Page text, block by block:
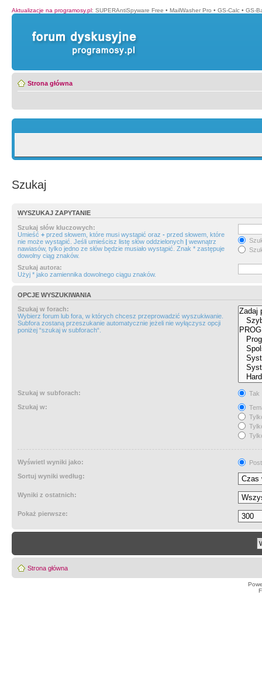
Aktualizacje na programosy.pl: SUPERAntiSpyware Free • MailWasher Pro • GS-Calc • GS-
Strona główna
Szukaj
WYSZUKAJ ZAPYTANIE
Szukaj słów kluczowych:
Umieść + przed słowem, które musi wystąpić oraz - przed słowem, które
nie może wystąpić. Jeśli umieścisz listę słów oddzielonych | wewnątrz
nawiasów, tylko jedno ze słów będzie musiało wystąpić. Znak * zastępuje
dowolny ciąg znaków.
Szukaj autora:
Użyj * jako zamiennika dowolnego ciągu znaków.
OPCJE WYSZUKIWANIA
Szukaj w forach:
Wybierz forum lub fora, w których chcesz przeprowadzić wyszukiwanie.
Subfora zostaną przeszukanie automatycznie jeżeli nie wyłączysz opcji
poniżej “szukaj w subforach“.
Szukaj w subforach:
Tak
Szukaj w:
Wyświetl wyniki jako:
Sortuj wyniki według:
Wyniki z ostatnich:
Pokaż pierwsze:
Strona główna